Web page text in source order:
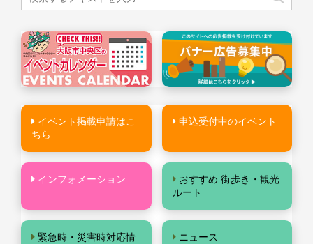
イベント掲載申請はこ
ちら
申込受付中のイベント
インフォメーション
おすすめ 街歩き・観光
ルート
緊急時・災害時対応情
ニュース